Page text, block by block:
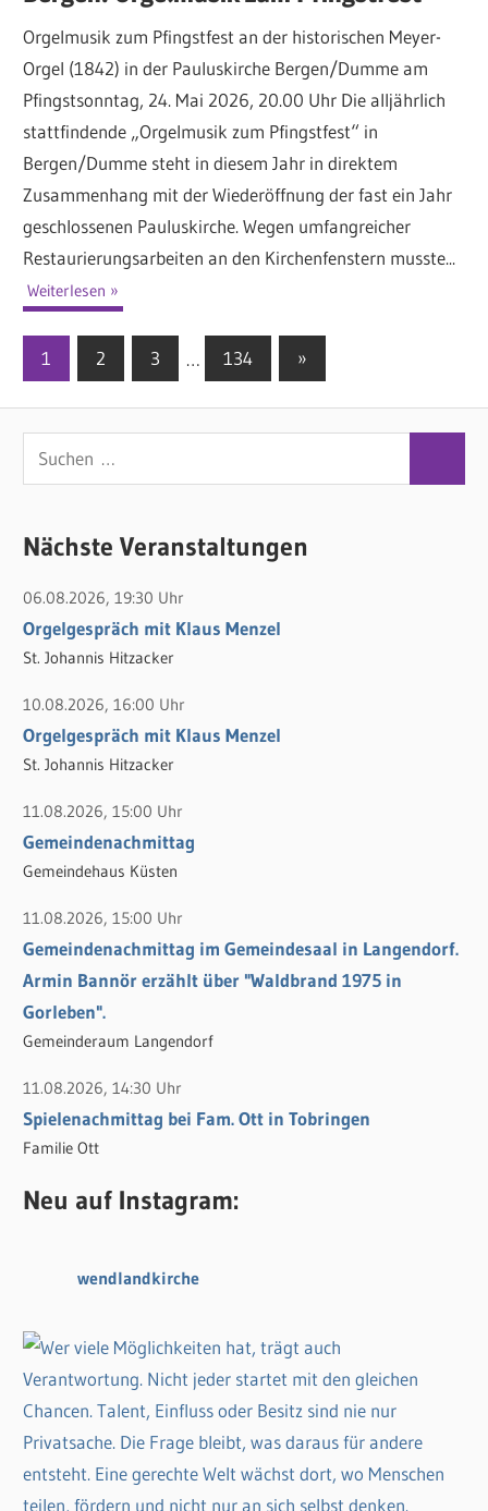
Orgelmusik zum Pfingstfest an der historischen Meyer-
Orgel (1842) in der Pauluskirche Bergen/Dumme am
Pfingstsonntag, 24. Mai 2026, 20.00 Uhr Die alljährlich
stattfindende „Orgelmusik zum Pfingstfest“ in
Bergen/Dumme steht in diesem Jahr in direktem
Zusammenhang mit der Wiederöffnung der fast ein Jahr
geschlossenen Pauluskirche. Wegen umfangreicher
Restaurierungsarbeiten an den Kirchenfenstern musste...
Weiterlesen
Seitennummerierung
der
Beiträge
1 2 3 … 134
Nächste
»
u
h
n
n
a
c
h
:
Nächste Veranstaltungen
06.08.2026, 19:30 Uhr
Orgelgespräch mit Klaus Menzel
St. Johannis Hitzacker
10.08.2026, 16:00 Uhr
Orgelgespräch mit Klaus Menzel
St. Johannis Hitzacker
11.08.2026, 15:00 Uhr
Gemeindenachmittag
Gemeindehaus Küsten
11.08.2026, 15:00 Uhr
Gemeindenachmittag im Gemeindesaal in Langendorf.
Armin Bannör erzählt über "Waldbrand 1975 in
Gorleben".
Gemeinderaum Langendorf
11.08.2026, 14:30 Uhr
Spielenachmittag bei Fam. Ott in Tobringen
Familie Ott
Neu auf Instagram:
wendlandkirche